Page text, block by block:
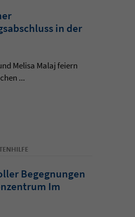
in der
Melisa Malaj feiern
...
Begegnungen
Im